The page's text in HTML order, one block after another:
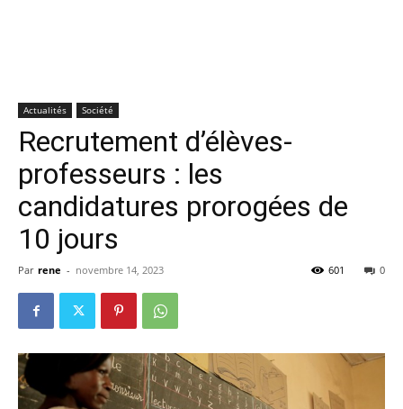
Actualités Société
Recrutement d’élèves-
professeurs : les
candidatures prorogées de
10 jours
Par rene - novembre 14, 2023 0
601